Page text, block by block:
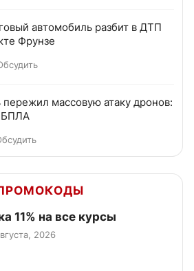
автомобиль разбит в ДТП
Фрунзе
пережил массовую атаку дронов:
БПЛА
11% на все курсы
2026